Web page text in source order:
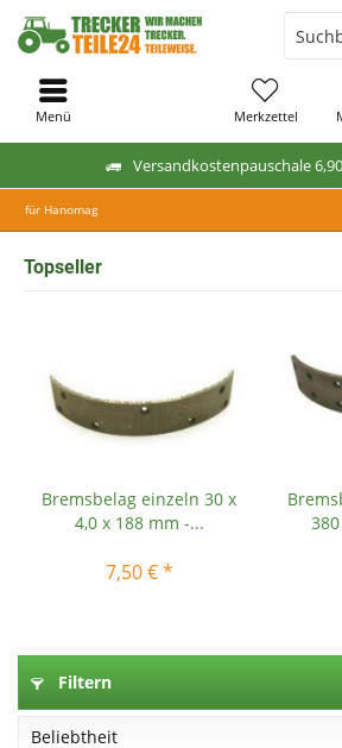
Versandkostenpauschale
Merkzettel
Menü
für Hanomag
Topseller
Bremsbelag einzeln 30 x
4,0 x 188 mm -...
7,50 € *
Filtern